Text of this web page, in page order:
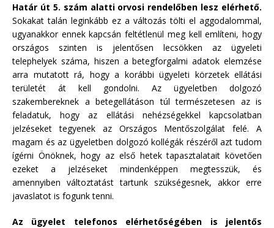
Határ út 5. szám alatti orvosi rendelőben lesz elérhető.
Sokakat talán leginkább ez a változás tölti el aggodalommal,
ugyanakkor ennek kapcsán feltétlenül meg kell említeni, hogy
országos szinten is jelentősen lecsökken az ügyeleti
telephelyek száma, hiszen a betegforgalmi adatok elemzése
arra mutatott rá, hogy a korábbi ügyeleti körzetek ellátási
területét át kell gondolni. Az ügyeletben dolgozó
szakembereknek a betegellátáson túl természetesen az is
feladatuk, hogy az ellátási nehézségekkel kapcsolatban
jelzéseket tegyenek az Országos Mentőszolgálat felé. A
magam és az ügyeletben dolgozó kollégák részéről azt tudom
ígérni Önöknek, hogy az első hetek tapasztalatait követően
ezeket a jelzéseket mindenképpen megtesszük, és
amennyiben változtatást tartunk szükségesnek, akkor erre
javaslatot is fogunk tenni.
Az ügyelet telefonos elérhetőségében is jelentős